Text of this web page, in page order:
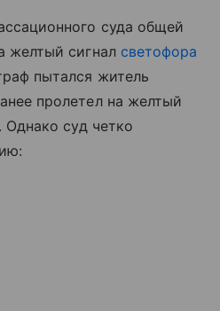
суда общей
желтый сигнал светофора
пытался житель
пролетел на желтый
Однако суд четко